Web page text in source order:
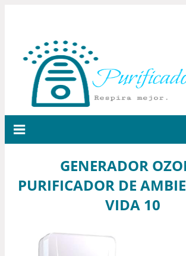
GENERADOR
PURIFICADOR DE
VIDA 10